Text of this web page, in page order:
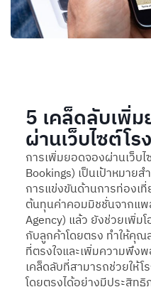
5 เคล็ดลับเพิ่
ผ่านเว็บไซต์โ
การเพิ่มยอดจองผ่านเว็บ
Bookings) เป็นเป้าหมา
การแข่งขันด้านการท่องเ
ต้นทุนค่าคอมมิชชั่นจากแพ
Agency) แล้ว ยังช่วยเพิ่ม
กับลูกค้าโดยตรง ทำให้คุ
ที่ตรงใจและเพิ่มความพึง
เคล็ดลับที่สามารถช่วยให้